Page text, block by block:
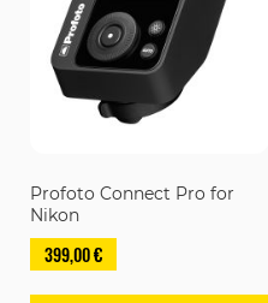
Profoto Connect Pro for
Nikon
399,00 €